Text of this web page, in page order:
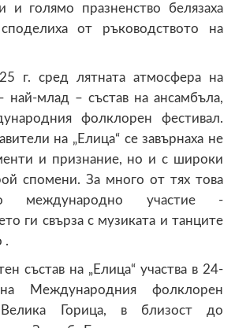
и голямо празненство белязаха
от ръководството на
г. сред лятната атмосфера на
най-млад – състав на ансамбъла,
фолклорен фестивал.
на „Елица“ се завърнаха не
и признание, но и с широки
спомени. За много от тях това
международно участие -
ги свърза с музиката и танците
.
състав на „Елица“ участва в 24-
Международния фолклорен
Горица, в близост до